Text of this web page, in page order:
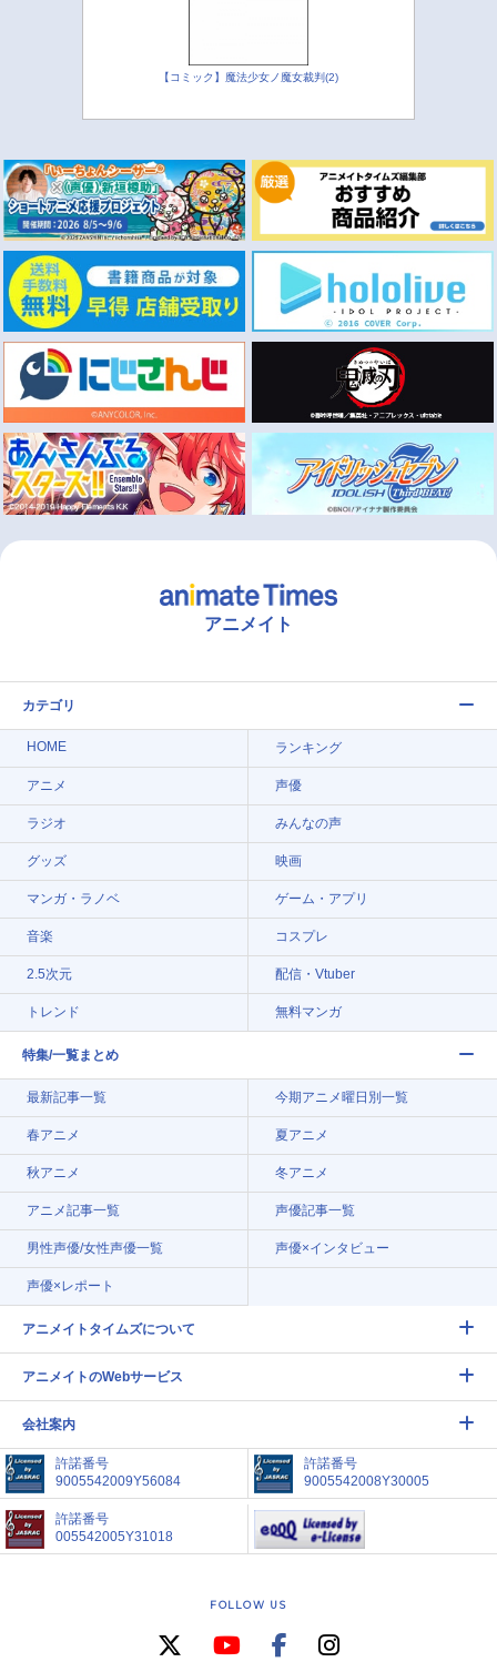
【コミック】魔法少女ノ魔女裁判(2)
アニメイト
カテゴリ
HOME ランキング
アニメ 声優
ラジオ みんなの声
グッズ 映画
マンガ・ラノベ ゲーム・アプリ
音楽 コスプレ
2.5次元 配信・Vtuber
トレンド 無料マンガ
特集/一覧まとめ
最新記事一覧 今期アニメ曜日別一覧
春アニメ 夏アニメ
秋アニメ 冬アニメ
アニメ記事一覧 声優記事一覧
男性声優/女性声優一覧 声優×インタビュー
声優×レポート
アニメイトタイムズについて
アニメイトのWebサービス
会社案内
許諾番号
9005542009Y56084
許諾番号
9005542008Y30005
許諾番号
005542005Y31018
FOLLOW US